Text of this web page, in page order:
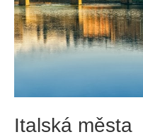
Italská města